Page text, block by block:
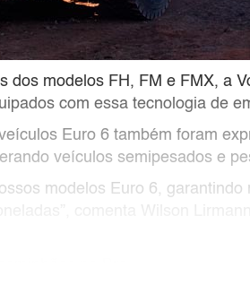
dos modelos FH, FM e FMX, a
com essa tecnologia de
Euro 6 também foram
veículos semipesados e
modelos Euro 6, garantindo